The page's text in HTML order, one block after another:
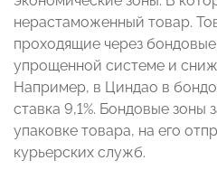
нерастаможенный товар.
проходящие через
упрощенной системе и
Например, в Циндао в
ставка 9,1%. Бондовые зоны
упаковке товара, на его
курьерских служб.